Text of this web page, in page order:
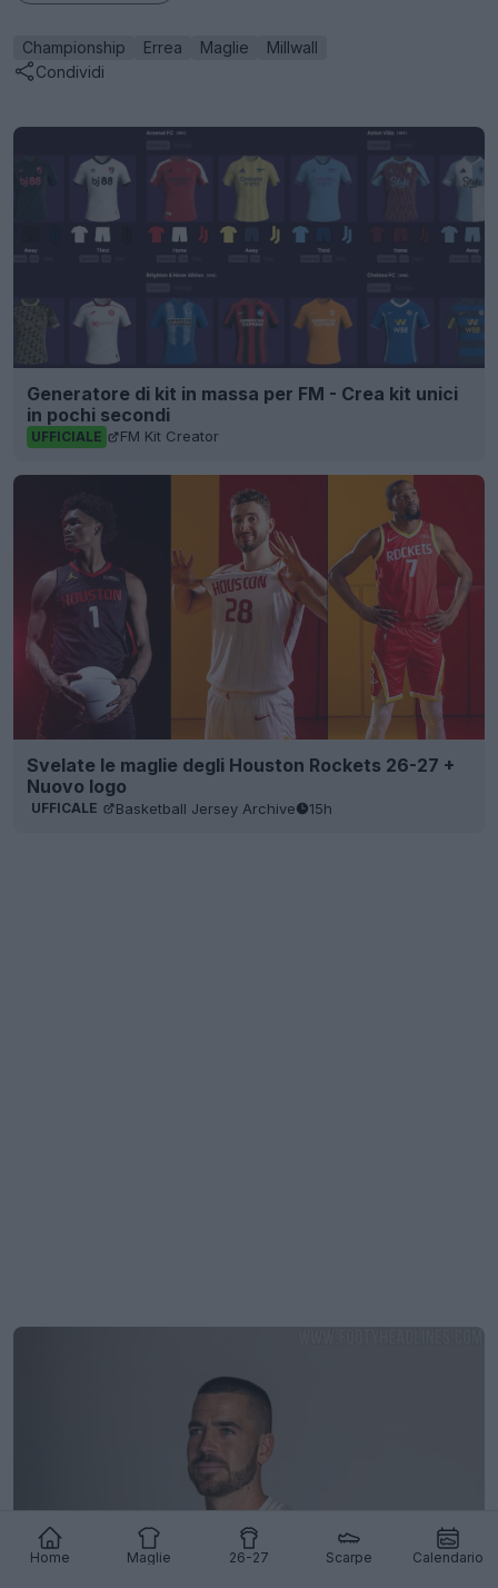
Home Maglie 26-27 Scarpe Calendario
Championship Errea Maglie
Millwall
Condividi
Generatore di kit in massa per FM - Crea kit unici
in pochi secondi
UFFICIALE FM Kit Creator
Svelate le maglie degli Houston Rockets 26-27 +
Nuovo logo
UFFICALE Basketball Jersey Archive 15h